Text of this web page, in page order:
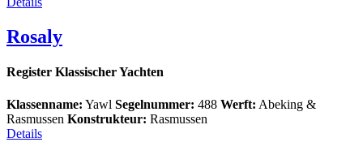
Rosaly
Register Klassischer Yachten
Klassenname: Yawl Segelnummer: 488 Werft: Abeking &
Rasmussen Konstrukteur: Rasmussen
Details